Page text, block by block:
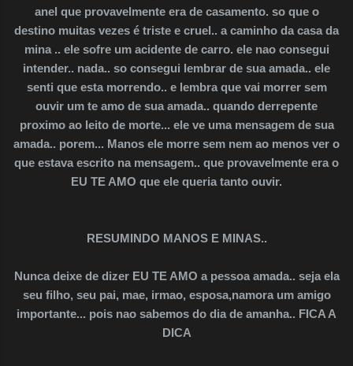
anel que provavelmente era de casamento. so que o
destino muitas vezes é triste e cruel.. a caminho da casa da
mina .. ele sofre um acidente de carro. ele nao consegui
intender.. nada.. so consegui lembrar de sua amada.. ele
senti que esta morrendo.. e lembra que vai morrer sem
ouvir um te amo de sua amada.. quando derrepente
proximo ao leito de morte... ele ve uma mensagem de sua
amada.. porem... Manos ele morre sem nem ao menos ver o
que estava escrito na mensagem.. que provavelmente era o
EU TE AMO que ele queria tanto ouvir.
RESUMINDO MANOS E MINAS..
Nunca deixe de dizer EU TE AMO a pessoa amada.. seja ela
seu filho, seu pai, mae, irmao, esposa,namora um amigo
importante... pois nao sabemos do dia de amanha.. FICA A
DICA